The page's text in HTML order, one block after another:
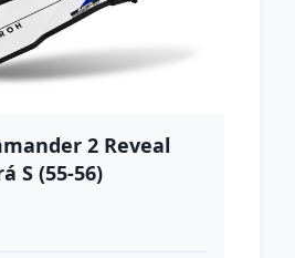
2 Reveal
S (55-56)